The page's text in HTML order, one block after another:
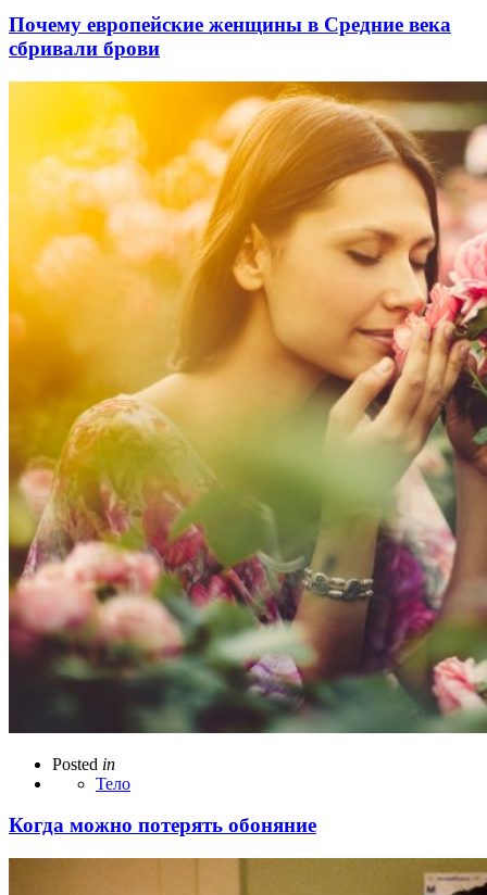
Почему европейские женщины в Средние века
сбривали брови
Posted in
Тело
Когда можно потерять обоняние